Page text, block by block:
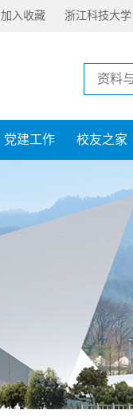
加入收藏 浙江科技大学
党建工作 校友之家